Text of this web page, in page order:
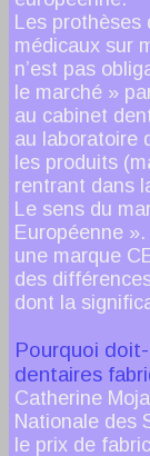
Les
médicaux sur
n’est pas
le marché »
au cabinet
au laboratoire
les produits
rentrant dans
Le sens du
Européenne
une marque
des
dont la
Pourquoi
dentaires
Catherine
Nationale des
le prix de